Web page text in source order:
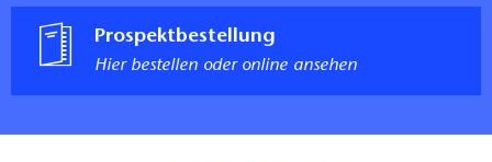
Prospektbestellung
Hier bestellen oder online ansehen